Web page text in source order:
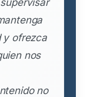
y ofrezca
nos
no